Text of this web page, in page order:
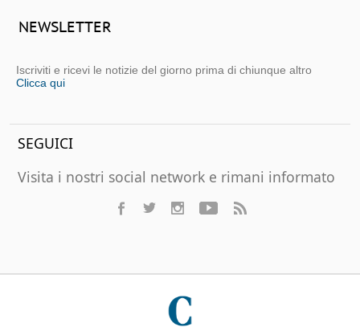
NEWSLETTER
Iscriviti e ricevi le notizie del giorno prima di chiunque altro
Clicca qui
SEGUICI
Visita i nostri social network e rimani informato